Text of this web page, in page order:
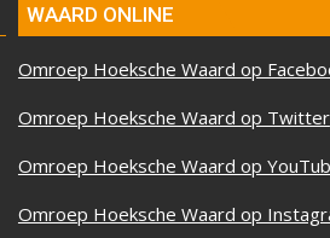
WAARD ONLINE
Omroep Hoeksche Waard op
Omroep Hoeksche Waard op Twitter
Omroep Hoeksche Waard op
Omroep Hoeksche Waard op